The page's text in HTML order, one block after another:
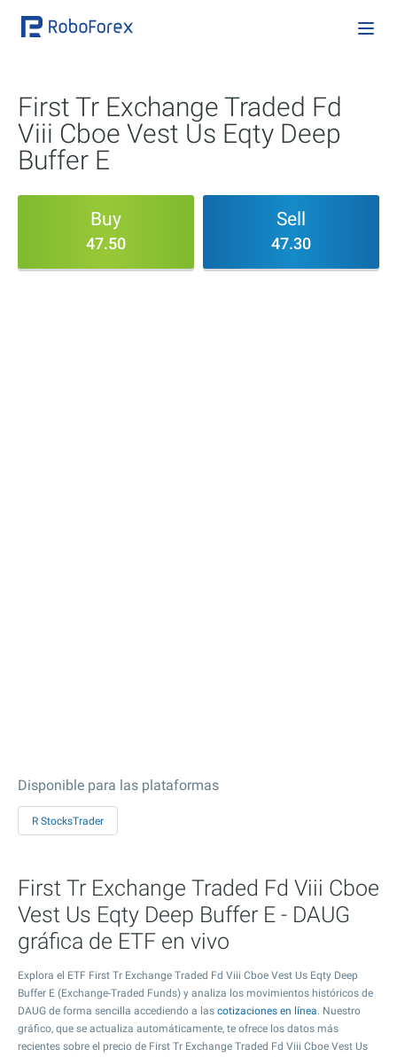
First Tr Exchange Traded Fd
Viii Cboe Vest Us Eqty Deep
Buffer E
Buy
47.50
Sell
47.30
Disponible para las plataformas
R StocksTrader
First Tr Exchange Traded Fd Viii Cboe
Vest Us Eqty Deep Buffer E - DAUG
gráfica de ETF en vivo
Explora el ETF First Tr Exchange Traded Fd Viii Cboe Vest Us Eqty Deep
Buffer E (Exchange-Traded Funds) y analiza los movimientos históricos de
DAUG de forma sencilla accediendo a las cotizaciones en línea. Nuestro
gráfico, que se actualiza automáticamente, te ofrece los datos más
recientes sobre el precio de First Tr Exchange Traded Fd Viii Cboe Vest Us